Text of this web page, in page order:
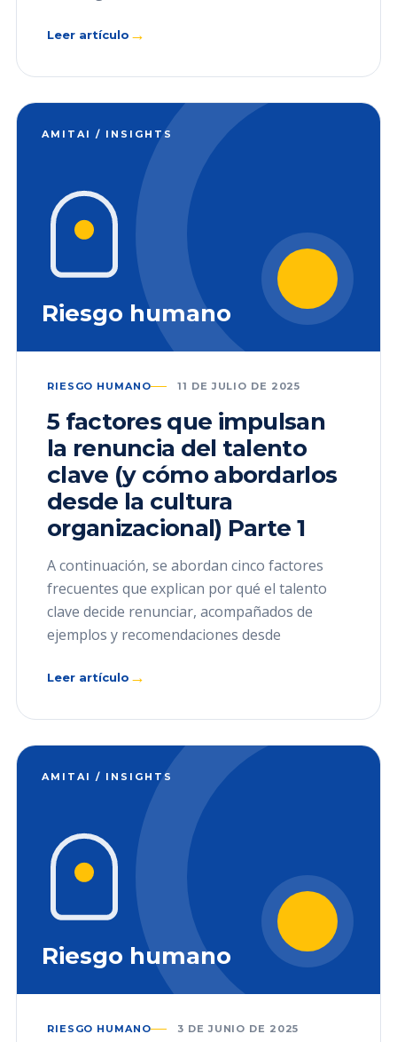
Leer artículo →
AMITAI / INSIGHTS
Riesgo humano
RIESGO HUMANO 11 DE JULIO DE 2025
5 factores que impulsan
la renuncia del talento
clave (y cómo abordarlos
desde la cultura
organizacional) Parte 1
A continuación, se abordan cinco factores
frecuentes que explican por qué el talento
clave decide renunciar, acompañados de
ejemplos y recomendaciones desde
Leer artículo →
AMITAI / INSIGHTS
Riesgo humano
RIESGO HUMANO 3 DE JUNIO DE 2025